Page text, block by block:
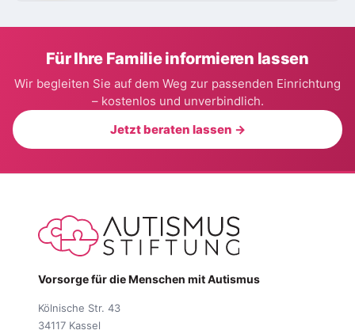
Für Ihre Familie informieren lassen
Wir begleiten Sie auf dem Weg zur passenden Einrichtung
– kostenlos und unverbindlich.
Jetzt beraten lassen →
Vorsorge für die Menschen mit Autismus
Kölnische Str. 43
34117 Kassel